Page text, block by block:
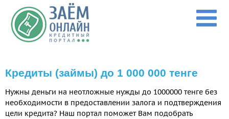
Перейти к основному содержанию
Кредиты (займы) до 1 000 000 тенге
Нужны деньги на неотложные нужды до 1000000 тенге без
необходимости в предоставлении залога и подтверждения
цели кредита? Наш портал поможет Вам подобрать